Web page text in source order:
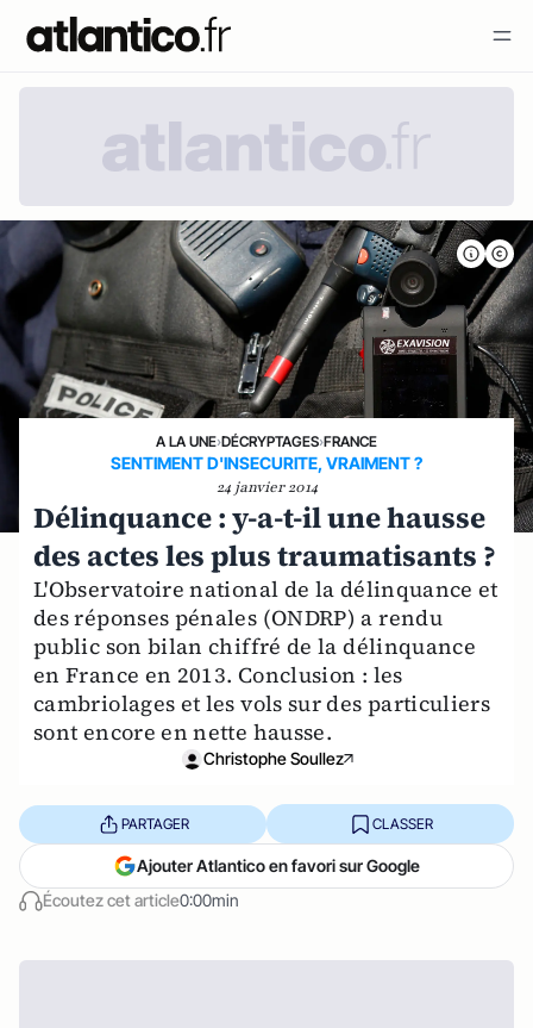
A LA UNE›DÉCRYPTAGES›FRANCE
SENTIMENT D'INSECURITE, VRAIMENT ?
24 janvier 2014
Délinquance : y-a-t-il une hausse
des actes les plus traumatisants ?
L'Observatoire national de la délinquance et
des réponses pénales (ONDRP) a rendu
public son bilan chiffré de la délinquance
en France en 2013. Conclusion : les
cambriolages et les vols sur des particuliers
sont encore en nette hausse.
Christophe Soullez
Écoutez cet article0:00min
PARTAGER CLASSER
Ajouter Atlantico en favori sur Google